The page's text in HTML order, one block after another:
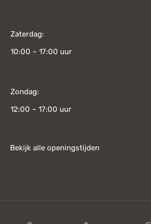
Zaterdag:
10:00 – 17:00 uur
Zondag:
12:00 – 17:00 uur
Bekijk alle openingstijden